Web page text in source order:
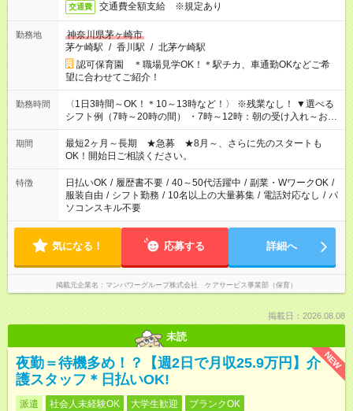
交通費 交通費全額支給 ※規定あり
勤務地
神奈川県茅ヶ崎市
茅ケ崎駅 / 香川駅 / 北茅ケ崎駅
認可保育園 ＊職場見学OK！＊駅チカ、車通勤OKなどご希
望に合わせてご紹介！
勤務時間
〈1日3時間～OK！＊10～13時など！〉 ※残業なし！ ▼選べる
シフト例（7時～20時の間） ・7時～12時：朝の受け入れ～お昼
の準備 ・10時～13時：園児の見守り～お昼の補助 ・9時～16
時：帰りの会まで！子供の成長を見守る ・15時～20時：夜のお
迎えサポート
期間
最短2ヶ月～長期 ★急募 ★8月～、さらに先のスタートも
OK！開始日ご相談ください。
特徴 日払いOK / 履歴書不要 / 40～50代活躍中 / 副業・WワークOK /
服装自由 / シフト勤務 / 10名以上の大量募集 / 電話対応なし / パ
ソコンスキル不要
気になる！ 応募する 詳細へ
掲載元企業名 マンパワーグループ株式会社 ケアサービス事業部（保育）
掲載日：2026.08.08
未読
NEW
夜勤＝待機多め！？【週2日で月収25.9万円】介
護スタッフ＊日払いOK!
派遣 社会人未経験OK 大学生歓迎
ブランクOK